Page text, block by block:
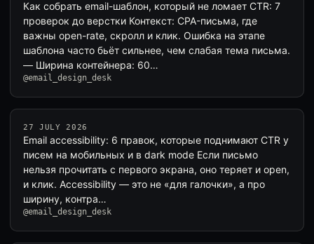
Как собрать email-шаблон, который не ломает CTR: 7
проверок до верстки Контекст: CPA-письма, где
важны open-rate, скролл и клик. Ошибка на этапе
шаблона часто бьёт сильнее, чем слабая тема письма.
— Ширина контейнера: 60…
@email_design_desk
27 JULY 2026
Email accessibility: 6 правок, которые поднимают CTR у
писем на мобильных и в dark mode Если письмо
нельзя прочитать с первого экрана, оно теряет и open,
и клик. Accessibility — это не «для галочки», а про
ширину, контра…
@email_design_desk